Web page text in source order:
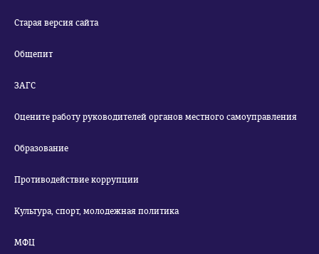
Старая версия сайта
Общепит
ЗАГС
Оцените работу руководителей органов местного самоуправления
Образование
Противодействие коррупции
Культура, спорт, молодежная политика
МФЦ